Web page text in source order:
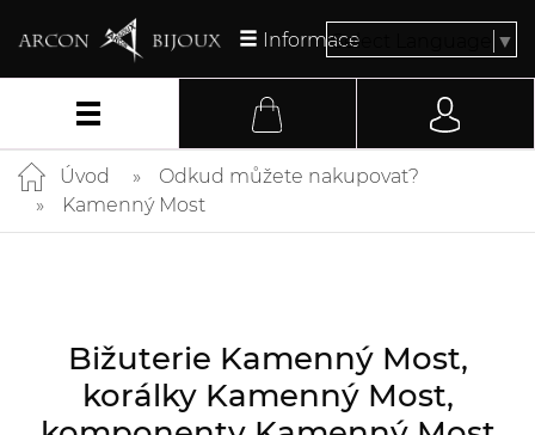
InformaceSelect Language ▼
Úvod
Odkud můžete nakupovat?
Kamenný Most
Bižuterie Kamenný Most,
korálky Kamenný Most,